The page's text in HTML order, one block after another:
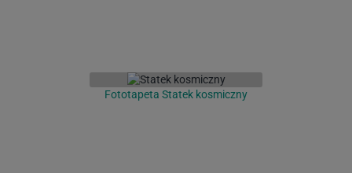
Fototapeta Statek kosmiczny